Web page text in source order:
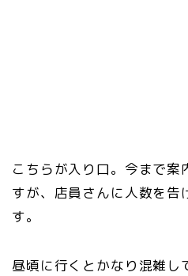
こちらが入り口。今まで案
すが、店員さんに人数を告
す。
昼頃に行くとかなり混雑し